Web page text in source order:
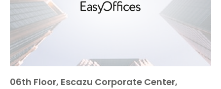
06th Floor, Escazu Corporate Center,